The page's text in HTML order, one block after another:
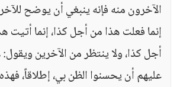
الآخرون منه فإنه ينبغي أن يوضح
إنما فعلت هذا من أجل كذا، إنما أتيت
أجل كذا، ولا ينتظر من الآخرين ويقول:
عليهم أن يحسنوا الظن بي، إطلاقاً،